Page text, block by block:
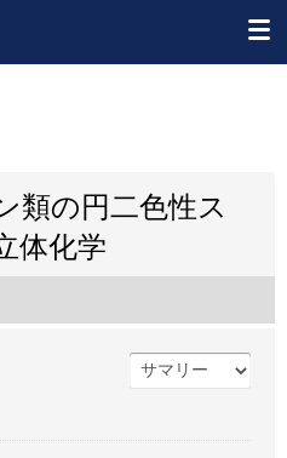
類の円二色性ス
体化学